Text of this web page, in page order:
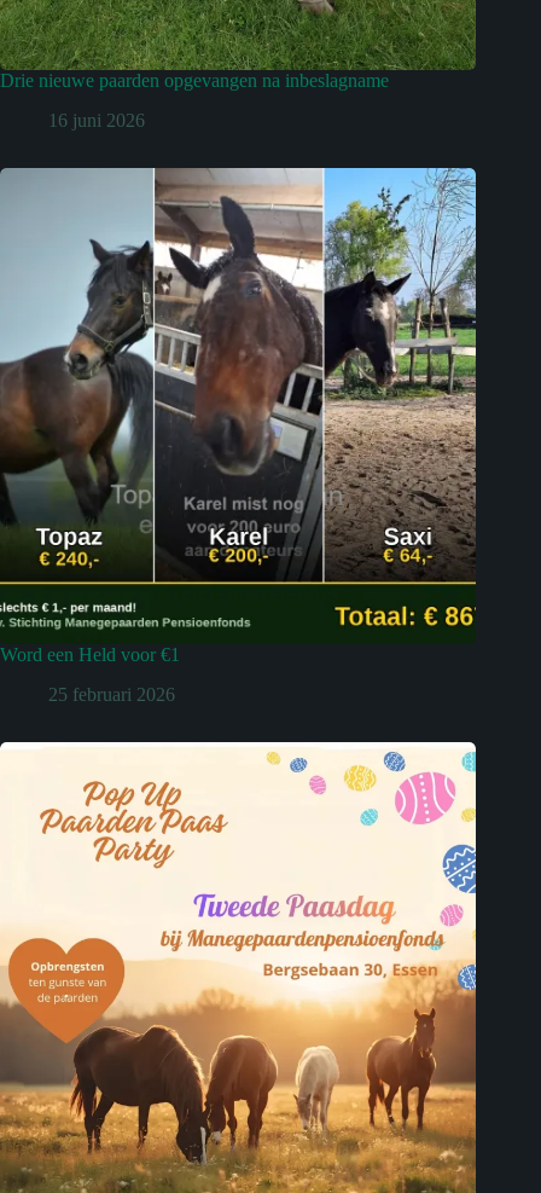
Drie nieuwe paarden opgevangen na inbeslagname
16 juni 2026
Word een Held voor €1
25 februari 2026